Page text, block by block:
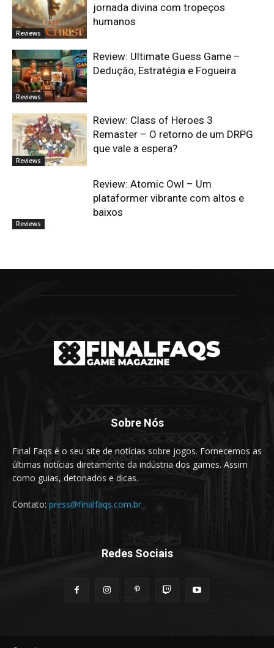
Reviews
jornada divina com tropeços
humanos
Reviews
Review: Ultimate Guess Game –
Dedução, Estratégia e Fogueira
Reviews
Review: Class of Heroes 3
Remaster – O retorno de um DRPG
que vale a espera?
Reviews
Review: Atomic Owl – Um
plataformer vibrante com altos e
baixos
Sobre Nós
Final Faqs é o seu site de notícias sobre jogos. Fornecemos as
últimas notícias diretamente da indústria dos games. Assim
como guias, detonados e dicas.
Contato: press@finalfaqs.com.br
Redes Sociais